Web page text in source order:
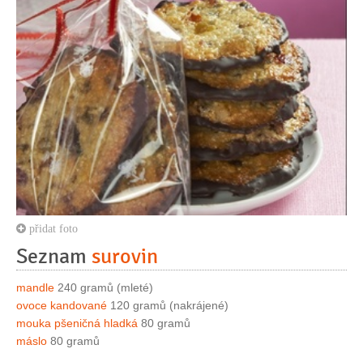
přidat foto
Seznam surovin
mandle 240 gramů (mleté)
ovoce kandované 120 gramů (nakrájené)
mouka pšeničná hladká 80 gramů
máslo 80 gramů